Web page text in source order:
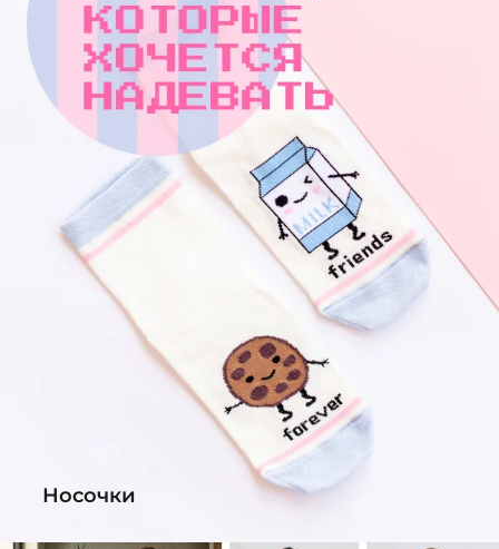
Носочки